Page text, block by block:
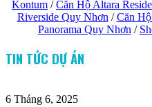
Kontum /Căn Hộ Altara
Riverside Quy Nhơn /Căn
Panorama Quy Nhơn /
TIN TỨC DỰ ÁN
6 Tháng 6, 2025